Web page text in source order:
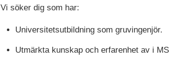
Vi söker dig som har:
Universitetsutbildning som gruvingenjör.
Utmärkta kunskap och erfarenhet av i